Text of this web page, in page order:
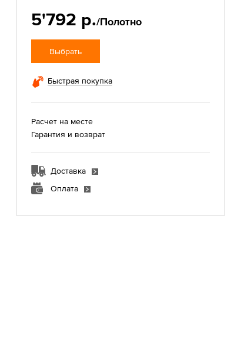
5'792 р./Полотно
Выбрать
Быстрая покупка
Расчет на месте
Гарантия и возврат
Доставка
Оплата